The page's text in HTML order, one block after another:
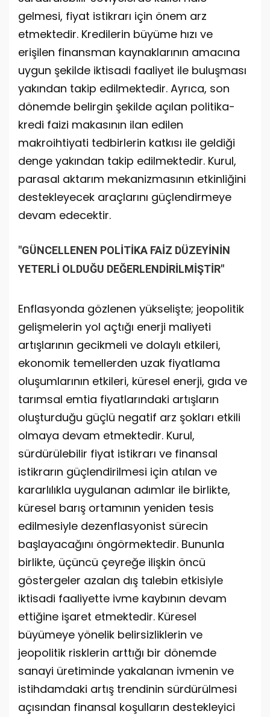
gelmesi, fiyat istikrarı için önem arz
etmektedir. Kredilerin büyüme hızı ve
erişilen finansman kaynaklarının amacına
uygun şekilde iktisadi faaliyet ile buluşması
yakından takip edilmektedir. Ayrıca, son
dönemde belirgin şekilde açılan politika-
kredi faizi makasının ilan edilen
makroihtiyati tedbirlerin katkısı ile geldiği
denge yakından takip edilmektedir. Kurul,
parasal aktarım mekanizmasının etkinliğini
destekleyecek araçlarını güçlendirmeye
devam edecektir.
"GÜNCELLENEN POLİTİKA FAİZ DÜZEYİNİN
YETERLİ OLDUĞU DEĞERLENDİRİLMİŞTİR"
Enflasyonda gözlenen yükselişte; jeopolitik
gelişmelerin yol açtığı enerji maliyeti
artışlarının gecikmeli ve dolaylı etkileri,
ekonomik temellerden uzak fiyatlama
oluşumlarının etkileri, küresel enerji, gıda ve
tarımsal emtia fiyatlarındaki artışların
oluşturduğu güçlü negatif arz şokları etkili
olmaya devam etmektedir. Kurul,
sürdürülebilir fiyat istikrarı ve finansal
istikrarın güçlendirilmesi için atılan ve
kararlılıkla uygulanan adımlar ile birlikte,
küresel barış ortamının yeniden tesis
edilmesiyle dezenflasyonist sürecin
başlayacağını öngörmektedir. Bununla
birlikte, üçüncü çeyreğe ilişkin öncü
göstergeler azalan dış talebin etkisiyle
iktisadi faaliyette ivme kaybının devam
ettiğine işaret etmektedir. Küresel
büyümeye yönelik belirsizliklerin ve
jeopolitik risklerin arttığı bir dönemde
sanayi üretiminde yakalanan ivmenin ve
istihdamdaki artış trendinin sürdürülmesi
açısından finansal koşulların destekleyici